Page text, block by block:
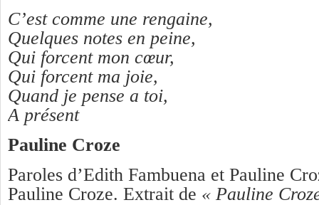
C’est comme une rengaine,
Quelques notes en peine,
Qui forcent mon cœur,
Qui forcent ma joie,
Quand je pense a toi,
A présent
Pauline Croze
Paroles d’Edith Fambuena et Pauline
Pauline Croze. Extrait de « Pauline